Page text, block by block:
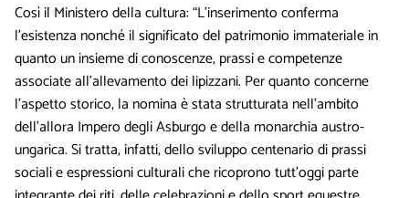
Così il Ministero della cultura: “L’inserimento conferma
l’esistenza nonché il significato del patrimonio immateriale in
quanto un insieme di conoscenze, prassi e competenze
associate all’allevamento dei lipizzani. Per quanto concerne
l’aspetto storico, la nomina è stata strutturata nell’ambito
dell’allora Impero degli Asburgo e della monarchia austro-
ungarica. Si tratta, infatti, dello sviluppo centenario di prassi
sociali e espressioni culturali che ricoprono tutt’oggi parte